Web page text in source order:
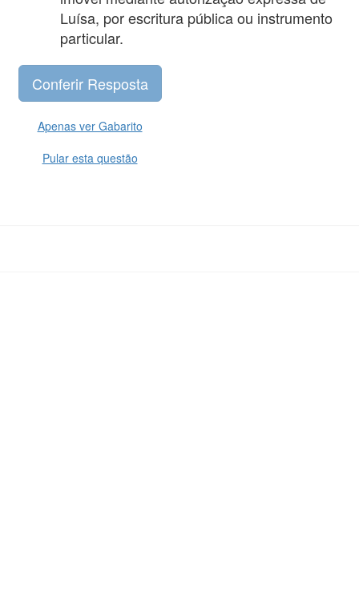
Luísa, por escritura pública ou instrumento
particular.
Apenas ver Gabarito
Pular esta questão